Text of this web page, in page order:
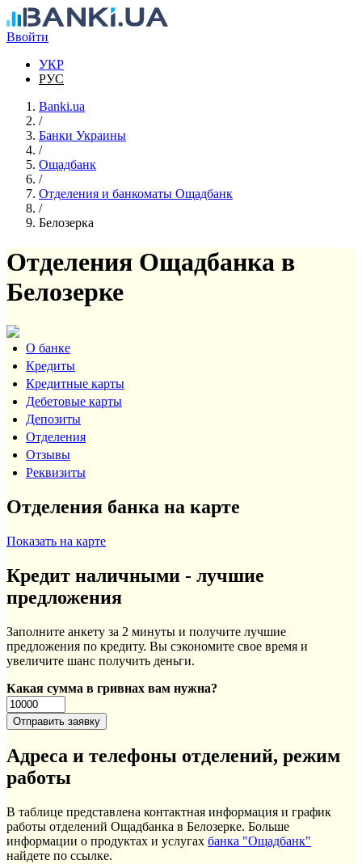
Перейти к основному содержанию
Ввойти
УКР
РУС
Banki.ua
/
Банки Украины
/
Ощадбанк
/
Отделения и банкоматы Ощадбанк
/
Белозерка
Отделения Ощадбанка в
Белозерке
О банке
Кредиты
Кредитные карты
Дебетовые карты
Депозиты
Отделения
Отзывы
Реквизиты
Отделения банка на карте
Показать на карте
Кредит наличными - лучшие
предложения
Заполните анкету за 2 минуты и получите лучшие
предложения по кредиту. Вы сэкономите свое время и
увеличите шанс получить деньги.
Какая сумма в гривнах вам нужна?
Адреса и телефоны отделений, режим
работы
В таблице представлена контактная информация и график
работы отделений Ощадбанка в Белозерке. Больше
информации о продуктах и услугах банка "Ощадбанк"
найдете по ссылке.